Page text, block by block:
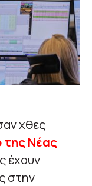
χθες
της Νέας
έχουν
στην